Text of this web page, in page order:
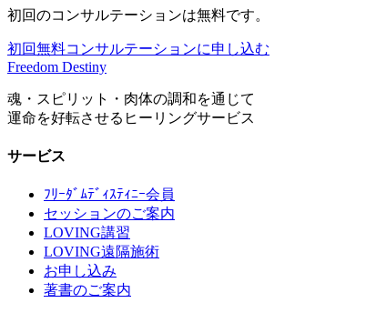
初回のコンサルテーションは無料です。
初回無料コンサルテーションに申し込む
Freedom Destiny
魂・スピリット・肉体の調和を通じて
運命を好転させるヒーリングサービス
サービス
ﾌﾘｰﾀﾞﾑﾃﾞｨｽﾃｨﾆｰ会員
セッションのご案内
LOVING講習
LOVING遠隔施術
お申し込み
著書のご案内